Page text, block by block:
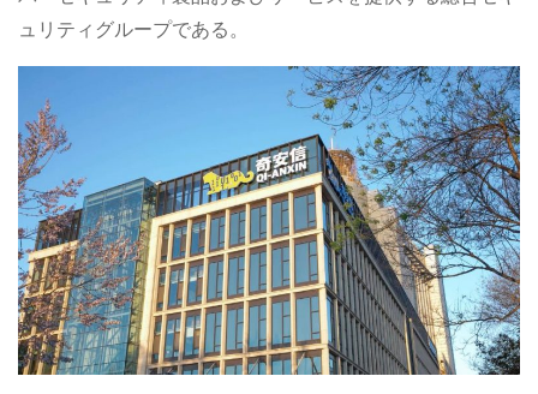
ュリティグループである。